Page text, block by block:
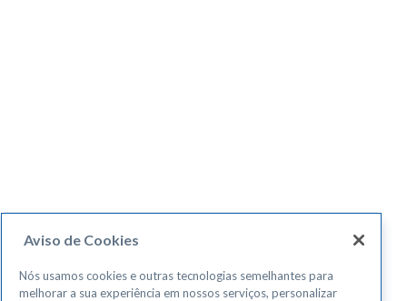
Aviso de Cookies
Nós usamos cookies e outras tecnologias semelhantes para
melhorar a sua experiência em nossos serviços, personalizar